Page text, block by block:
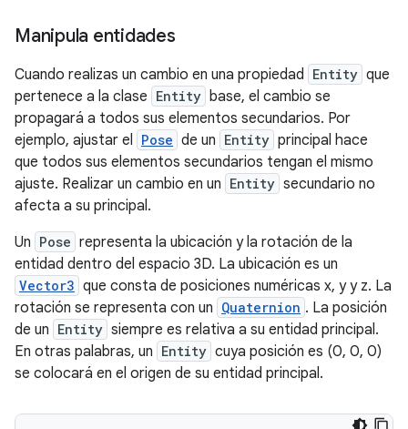
Manipula entidades
Cuando realizas un cambio en una propiedad Entity que
pertenece a la clase Entity base, el cambio se
propagará a todos sus elementos secundarios. Por
ejemplo, ajustar el Pose de un Entity principal hace
que todos sus elementos secundarios tengan el mismo
ajuste. Realizar un cambio en un Entity secundario no
afecta a su principal.
Un Pose representa la ubicación y la rotación de la
entidad dentro del espacio 3D. La ubicación es un
Vector3 que consta de posiciones numéricas x, y y z. La
rotación se representa con un Quaternion . La posición
de un Entity siempre es relativa a su entidad principal.
En otras palabras, un Entity cuya posición es (0, 0, 0)
se colocará en el origen de su entidad principal.